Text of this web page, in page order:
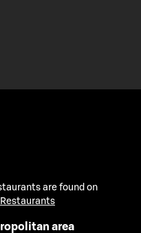
are found on
Restaurants
area